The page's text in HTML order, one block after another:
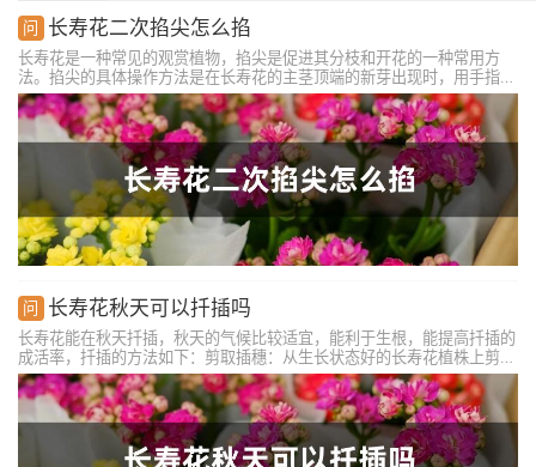
长寿花二次掐尖怎么掐
长寿花是一种常见的观赏植物，掐尖是促进其分枝和开花的一种常用方
法。掐尖的具体操作方法是在长寿花的主茎顶端的新芽出现时，用手指或
剪刀将其掐掉。掐尖可以促使长寿花分枝，增加花朵数量，使植株更加丰
满。但是，过度掐尖会导致长寿花生长缓慢，花期延迟。因此，在掐尖时
需要注意适度掐尖，避免过度掐尖。
长寿花秋天可以扦插吗
长寿花能在秋天扦插，秋天的气候比较适宜，能利于生根，能提高扦插的
成活率，扦插的方法如下：剪取插穗：从生长状态好的长寿花植株上剪下
一根健壮、无病虫害的枝条。处理插穗：将枝条下端斜剪45度，摘除下
端叶片，浸泡生根水溶液处理。准备土壤：准备好透气性好的沙质土壤。
进行扦插：将枝条扦插到基质中，促使生根。